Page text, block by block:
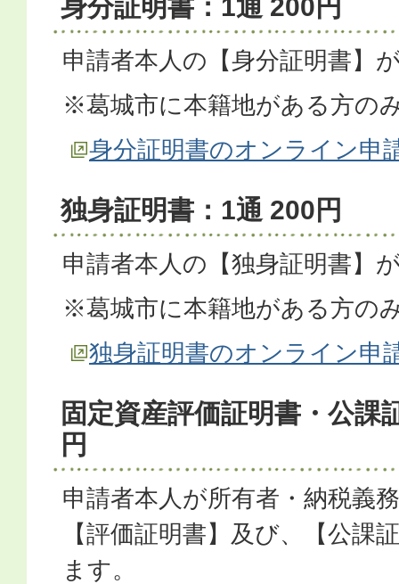
身分証明書：1通 200円
申請者本人の【身分証明書】
※葛城市に本籍地がある方の
身分証明書のオンライン申
独身証明書：1通 200円
申請者本人の【独身証明書】
※葛城市に本籍地がある方の
独身証明書のオンライン申
固定資産評価証明書・公課
円
申請者本人が所有者・納税義
【評価証明書】及び、【公課
ます。